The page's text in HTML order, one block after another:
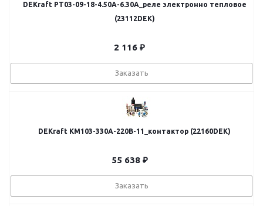
DEKraft РТ03-09-18-4.50A-6.30A_реле электронно тепловое
(23112DEK)
2 116 ₽
Заказать
DEKraft КМ103-330A-220B-11_контактор (22160DEK)
55 638₽
Заказать